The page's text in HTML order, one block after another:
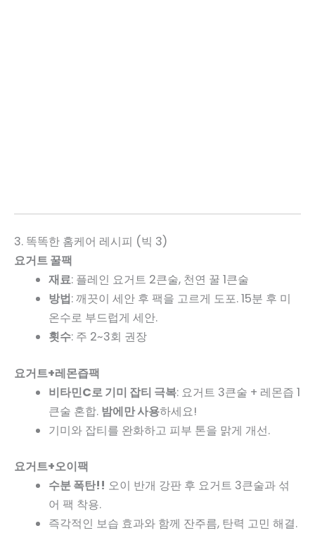
3. 똑똑한 홈케어 레시피 (빅 3)
요거트 꿀팩
재료: 플레인 요거트 2큰술, 천연 꿀 1큰술
방법: 깨끗이 세안 후 팩을 고르게 도포. 15분 후 미
온수로 부드럽게 세안.
횟수: 주 2~3회 권장
요거트+레몬즙팩
비타민C로 기미 잡티 극복: 요거트 3큰술 + 레몬즙 1
큰술 혼합. 밤에만 사용하세요!
기미와 잡티를 완화하고 피부 톤을 맑게 개선.
요거트+오이팩
수분 폭탄!! 오이 반개 강판 후 요거트 3큰술과 섞
어 팩 착용.
즉각적인 보습 효과와 함께 잔주름, 탄력 고민 해결.